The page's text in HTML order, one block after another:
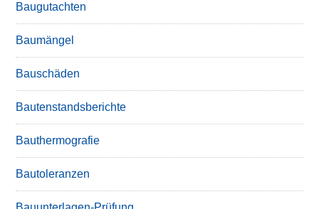
Baugutachten
Baumängel
Bauschäden
Bautenstandsberichte
Bauthermografie
Bautoleranzen